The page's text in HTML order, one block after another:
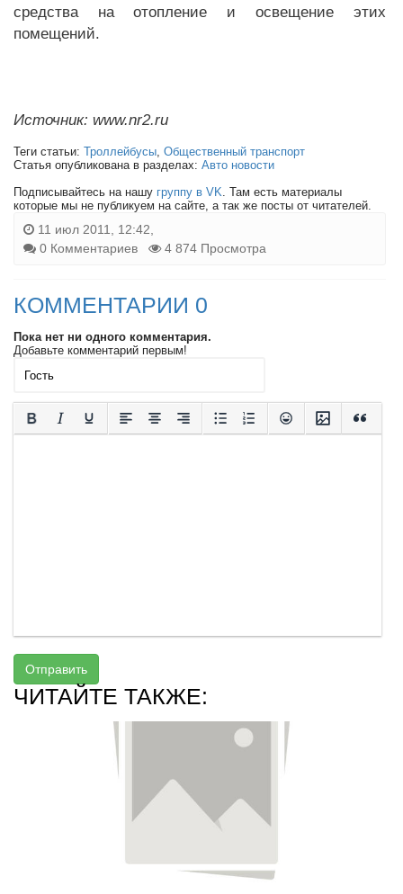
средства на отопление и освещение этих
помещений.
Источник: www.nr2.ru
Теги статьи: Троллейбусы, Общественный транспорт
Статья опубликована в разделах: Авто новости
Подписывайтесь на нашу группу в VK. Там есть материалы
которые мы не публикуем на сайте, а так же посты от читателей.
11 июл 2011, 12:42,
0 Комментариев
4 874 Просмотра
КОММЕНТАРИИ 0
Пока нет ни одного комментария.
Добавьте комментарий первым!
Отправить
ЧИТАЙТЕ ТАКЖЕ: